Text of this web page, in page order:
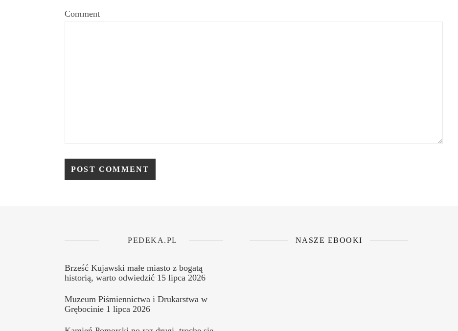
Comment
PEDEKA.PL
Brześć Kujawski małe miasto z bogatą
historią, warto odwiedzić 15 lipca 2026
Muzeum Piśmiennictwa i Drukarstwa w
Grębocinie 1 lipca 2026
NASZE EBOOKI